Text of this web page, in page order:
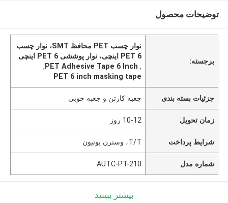
توضیحات محصول
برجسته:
نوار چسب PET محافظ SMT، نوار چسب
PET 6 اینچی، نوار پوششی PET 6 اینچی
,
PET Adhesive Tape 6 Inch
,
PET 6 inch masking tape
جزئیات بسته بندی جعبه کارتن و جعبه چوبی
زمان تحویل 10-12 روز
شرایط پرداخت T/T، وسترن یونیون
شماره مدل AUTC-PT-210
بیشتر ببینید